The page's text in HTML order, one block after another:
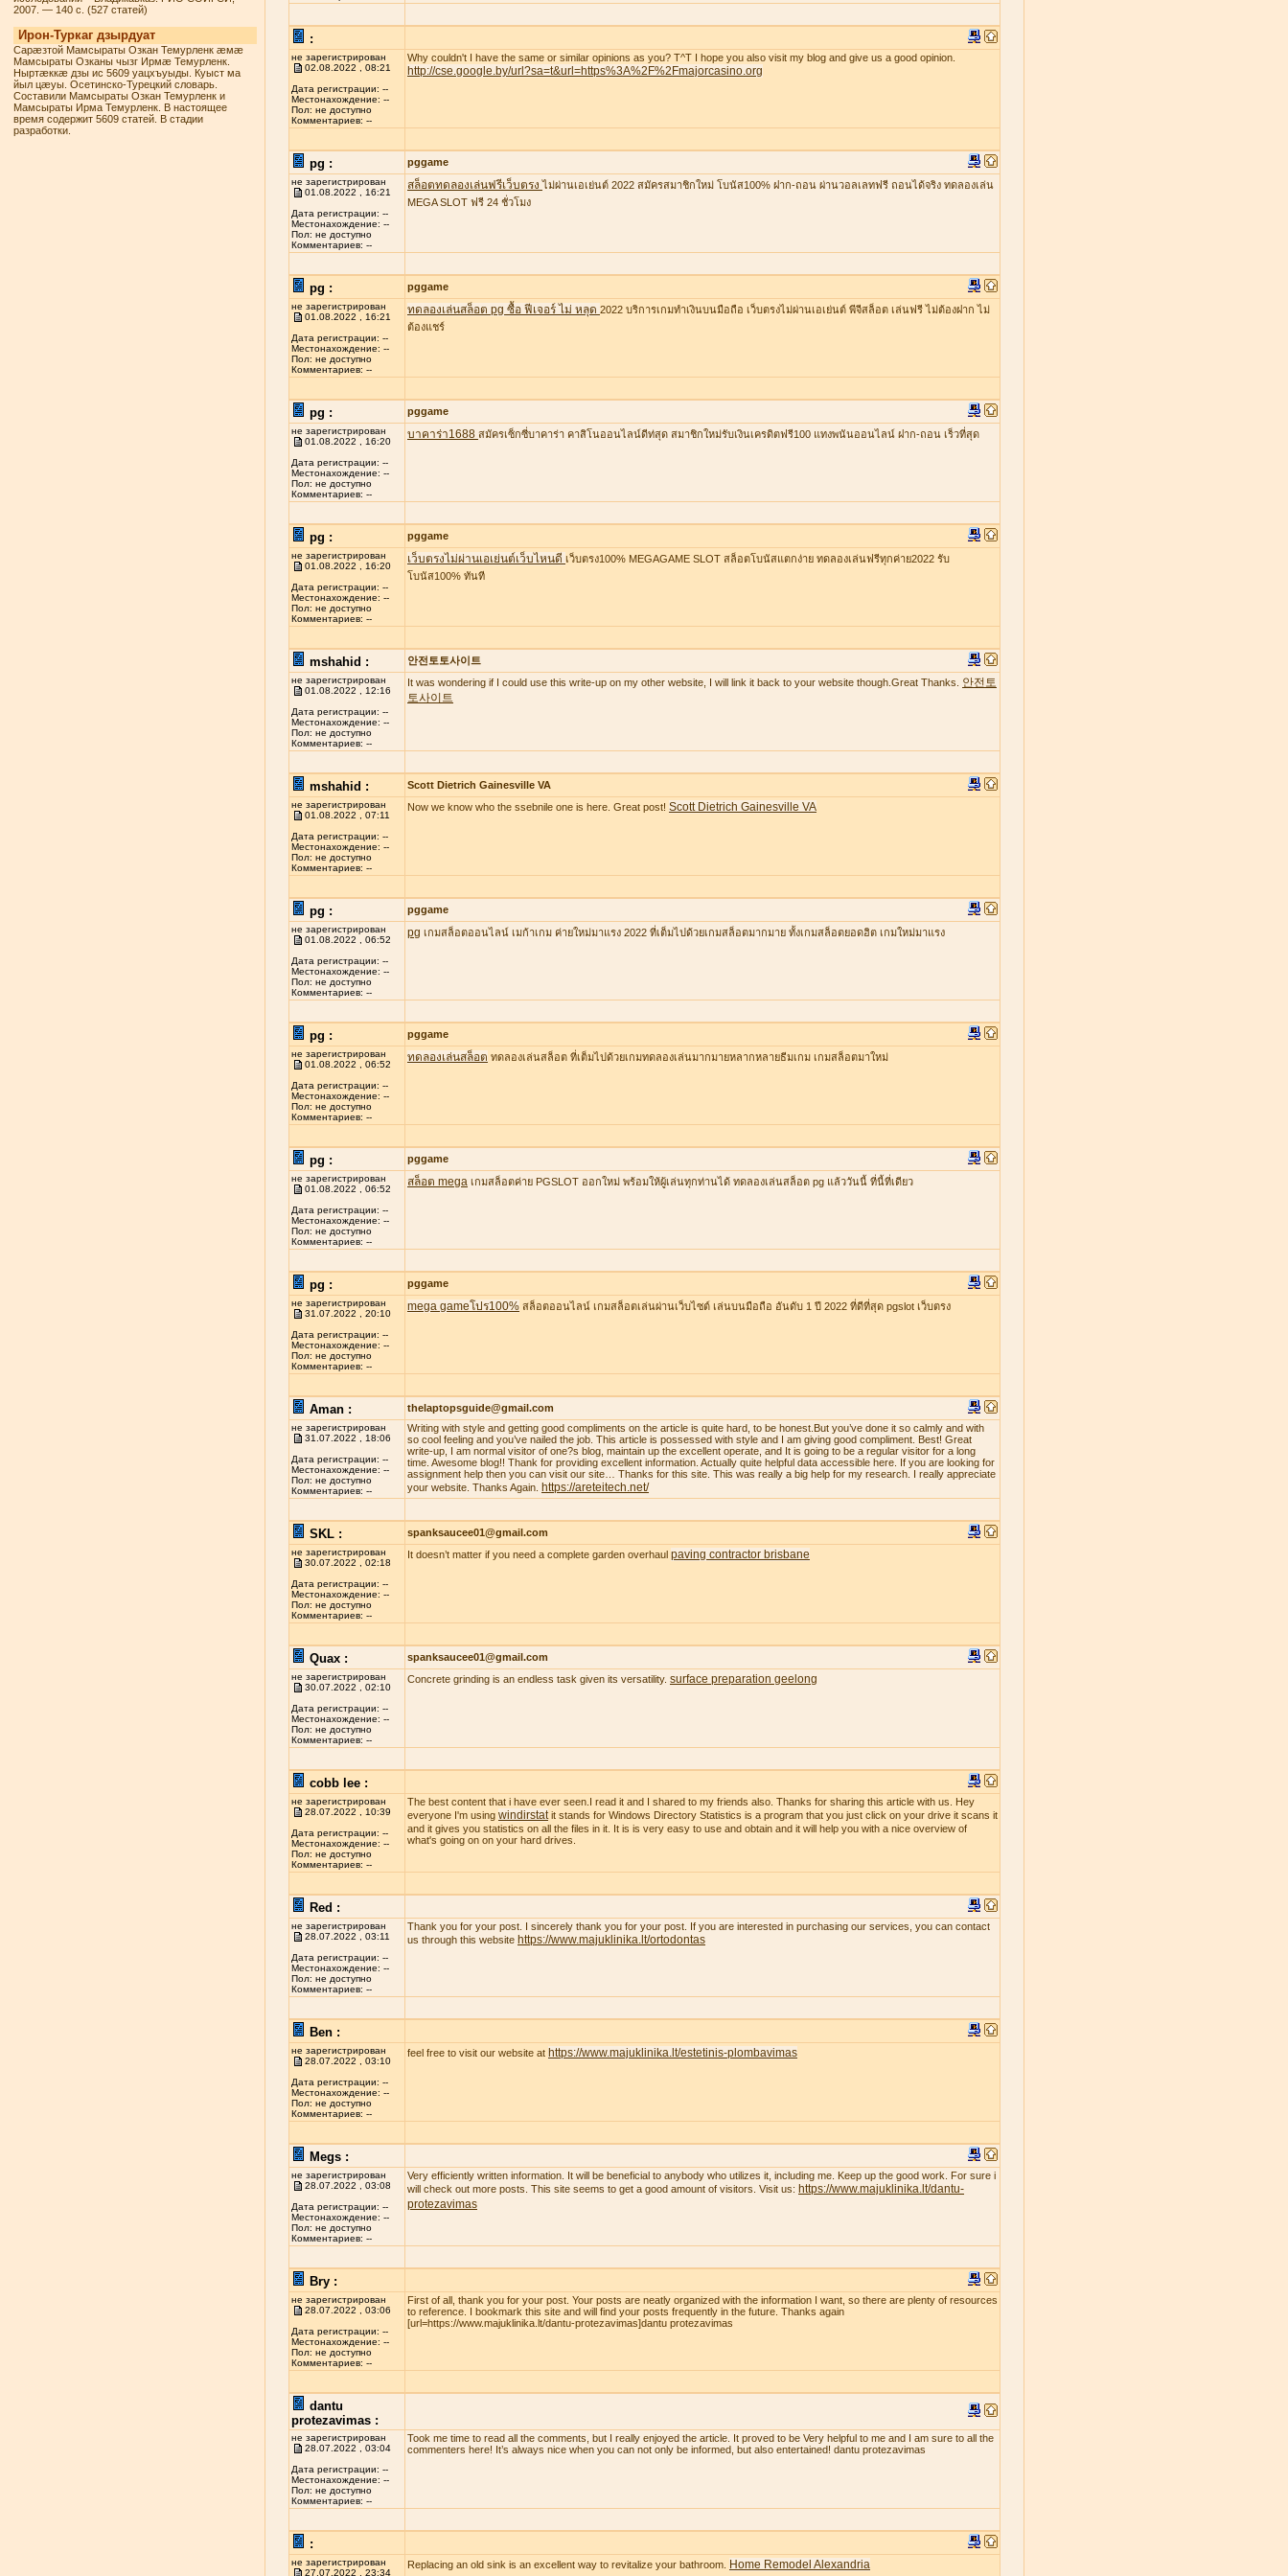
2007. — 140 с. (527 статей)
Ирон-Туркаг дзырдуат
Сарæзтой Мамсыраты Озкан Темурленк æмæ
Мамсыраты Озканы чызг Ирмæ Темурленк.
Ныртæккæ дзы ис 5609 уацхъуыды. Куыст ма
йыл цæуы. Осетинско-Турецкий словарь.
Составили Мамсыраты Озкан Темурленк и
Мамсыраты Ирма Темурленк. В настоящее
время содержит 5609 статей. В стадии
разработки.
:
не зарегистрирован
02.08.2022 , 08:21
Дата регистрации: --
Местонахождение: --
Пол: не доступно
Комментариев: --
Why couldn't I have the same or similar opinions as you? T^T I hope you also visit my blog and give us a good opinion.
http://cse.google.by/url?sa=t&url=https%3A%2F%2Fmajorcasino.org
pg : pggame
не зарегистрирован
01.08.2022 , 16:21
Дата регистрации: --
Местонахождение: --
Пол: не доступно
Комментариев: --
สล็อตทดลองเล่นฟรีเว็บตรงไม่ผ่านเอเย่นต์ 2022 สมัครสมาชิกใหม่ โบนัส100% ฝาก-ถอน ผ่านวอลเลทฟรี ถอนได้จริง ทดลองเล่น
MEGA SLOT ฟรี 24 ชั่วโมง
pg : pggame
не зарегистрирован
01.08.2022 , 16:21
Дата регистрации: --
Местонахождение: --
Пол: не доступно
Комментариев: --
ทดลองเล่นสล็อต pg ซื้อ ฟีเจอร์ ไม่ หลุด 2022 บริการเกมทำเงินบนมือถือ เว็บตรงไม่ผ่านเอเย่นต์ พีจีสล็อต เล่นฟรี ไม่ต้องฝาก ไม่
ต้องแชร์
pg : pggame
не зарегистрирован
01.08.2022 , 16:20
Дата регистрации: --
Местонахождение: --
Пол: не доступно
Комментариев: --
บาคาร่า1688 สมัครเซ็กซี่บาคาร่า คาสิโนออนไลน์ดีท่สุด สมาชิกใหม่รับเงินเครดิตฟรี100 แทงพนันออนไลน์ ฝาก-ถอน เร็วที่สุด
pg : pggame
не зарегистрирован
01.08.2022 , 16:20
Дата регистрации: --
Местонахождение: --
Пол: не доступно
Комментариев: --
เว็บตรงไม่ผ่านเอเย่นต์เว็บไหนดี เว็บตรง100% MEGAGAME SLOT สล็อตโบนัสแตกง่าย ทดลองเล่นฟรีทุกค่าย2022 รับ
โบนัส100% ทันที
mshahid : 안전토토사이트
не зарегистрирован
01.08.2022 , 12:16
Дата регистрации: --
Местонахождение: --
Пол: не доступно
Комментариев: --
It was wondering if I could use this write-up on my other website, I will link it back to your website though.Great Thanks. 안전토
토사이트
mshahid : Scott Dietrich Gainesville VA
не зарегистрирован
01.08.2022 , 07:11
Дата регистрации: --
Местонахождение: --
Пол: не доступно
Комментариев: --
Now we know who the ssebnile one is here. Great post! Scott Dietrich Gainesville VA
pg : pggame
не зарегистрирован
01.08.2022 , 06:52
Дата регистрации: --
Местонахождение: --
Пол: не доступно
Комментариев: --
pg เกมสล็อตออนไลน์ เมก้าเกม ค่ายใหม่มาแรง 2022 ที่เต็มไปด้วยเกมสล็อตมากมาย ทั้งเกมสล็อตยอดฮิต เกมใหม่มาแรง
pg : pggame
не зарегистрирован
01.08.2022 , 06:52
Дата регистрации: --
Местонахождение: --
Пол: не доступно
Комментариев: --
ทดลองเล่นสล็อต ทดลองเล่นสล็อต ที่เต็มไปด้วยเกมทดลองเล่นมากมายหลากหลายธีมเกม เกมสล็อตมาใหม่
pg : pggame
не зарегистрирован
01.08.2022 , 06:52
Дата регистрации: --
Местонахождение: --
Пол: не доступно
Комментариев: --
สล็อต mega เกมสล็อตค่าย PGSLOT ออกใหม่ พร้อมให้ผู้เล่นทุกท่านได้ ทดลองเล่นสล็อต pg แล้ววันนี้ ที่นี้ที่เดียว
pg : pggame
не зарегистрирован
31.07.2022 , 20:10
Дата регистрации: --
Местонахождение: --
Пол: не доступно
Комментариев: --
mega gameโปร100% สล็อตออนไลน์ เกมสล็อตเล่นผ่านเว็บไซต์ เล่นบนมือถือ อันดับ 1 ปี 2022 ที่ดีที่สุด pgslot เว็บตรง
Aman : thelaptopsguide@gmail.com
не зарегистрирован
31.07.2022 , 18:06
Дата регистрации: --
Местонахождение: --
Пол: не доступно
Комментариев: --
Writing with style and getting good compliments on the article is quite hard, to be honest.But you’ve done it so calmly and with
so cool feeling and you’ve nailed the job. This article is possessed with style and I am giving good compliment. Best! Great
write-up, I am normal visitor of one?s blog, maintain up the excellent operate, and It is going to be a regular visitor for a long
time. Awesome blog!! Thank for providing excellent information. Actually quite helpful data accessible here. If you are looking for
assignment help then you can visit our site… Thanks for this site. This was really a big help for my research. I really appreciate
your website. Thanks Again.
https://areteitech.net/
SKL : spanksaucee01@gmail.com
не зарегистрирован
30.07.2022 , 02:18
Дата регистрации: --
Местонахождение: --
Пол: не доступно
Комментариев: --
It doesn’t matter if you need a complete garden overhaul paving contractor brisbane
Quax : spanksaucee01@gmail.com
не зарегистрирован
30.07.2022 , 02:10
Дата регистрации: --
Местонахождение: --
Пол: не доступно
Комментариев: --
Concrete grinding is an endless task given its versatility. surface preparation geelong
cobb lee :
не зарегистрирован
28.07.2022 , 10:39
Дата регистрации: --
Местонахождение: --
Пол: не доступно
Комментариев: --
The best content that i have ever seen.I read it and I shared to my friends also. Thanks for sharing this article with us. Hey
everyone I'm using windirstat it stands for Windows Directory Statistics is a program that you just click on your drive it scans it
and it gives you statistics on all the files in it. It is is very easy to use and obtain and it will help you with a nice overview of
what's going on on your hard drives.
Red :
не зарегистрирован
28.07.2022 , 03:11
Дата регистрации: --
Местонахождение: --
Пол: не доступно
Комментариев: --
Thank you for your post. I sincerely thank you for your post. If you are interested in purchasing our services, you can contact
us through this website https://www.majuklinika.lt/ortodontas
Ben :
не зарегистрирован
28.07.2022 , 03:10
Дата регистрации: --
Местонахождение: --
Пол: не доступно
Комментариев: --
feel free to visit our website at https://www.majuklinika.lt/estetinis-plombavimas
Megs :
не зарегистрирован
28.07.2022 , 03:08
Дата регистрации: --
Местонахождение: --
Пол: не доступно
Комментариев: --
Very efficiently written information. It will be beneficial to anybody who utilizes it, including me. Keep up the good work. For sure i
will check out more posts. This site seems to get a good amount of visitors. Visit us: https://www.majuklinika.lt/dantu-
protezavimas
Bry :
не зарегистрирован
28.07.2022 , 03:06
Дата регистрации: --
Местонахождение: --
Пол: не доступно
Комментариев: --
First of all, thank you for your post. Your posts are neatly organized with the information I want, so there are plenty of resources
to reference. I bookmark this site and will find your posts frequently in the future. Thanks again
[url=https://www.majuklinika.lt/dantu-protezavimas]dantu protezavimas
dantu
protezavimas :
не зарегистрирован
28.07.2022 , 03:04
Дата регистрации: --
Местонахождение: --
Пол: не доступно
Комментариев: --
Took me time to read all the comments, but I really enjoyed the article. It proved to be Very helpful to me and I am sure to all the
commenters here! It’s always nice when you can not only be informed, but also entertained! dantu protezavimas
:
не зарегистрирован
27.07.2022 , 23:34
Replacing an old sink is an excellent way to revitalize your bathroom. Home Remodel Alexandria